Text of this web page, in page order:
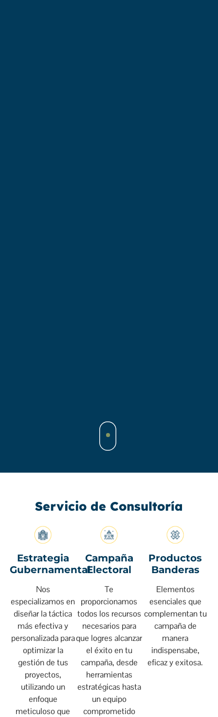
Servicio de Consultoría
Estrategia
Gubernamental
Nos
especializamos en
diseñar la táctica
más efectiva y
personalizada para
optimizar la
gestión de tus
proyectos,
utilizando un
enfoque
meticuloso que
Campaña
Electoral
Te
proporcionamos
todos los recursos
necesarios para
que logres alcanzar
el éxito en tu
campaña, desde
herramientas
estratégicas hasta
un equipo
comprometido
Productos
Banderas
Elementos
esenciales que
complementan tu
campaña de
manera
indispensabe,
eficaz y exitosa.